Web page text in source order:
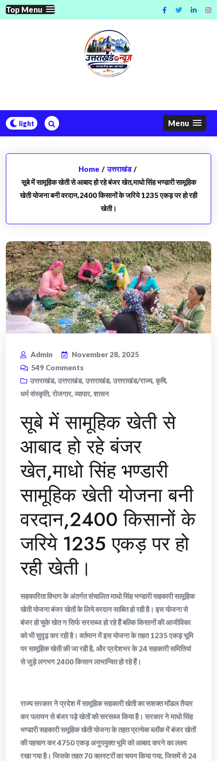
Skip
to
Top Menu
Menu
Home / उत्तराखंड /
सूबे में सामूहिक खेती से आबाद हो रहे बंजर खेत,माधो सिंह भण्डारी सामूहिक
खेती योजना बनी वरदान,2400 किसानों के जरिये 1235 एकड़ पर हो रही
खेती।
Admin
November 28, 2025
549 Comments
उत्तराखंड, उत्तराखंड, उत्तराखंड, उत्तराखंड/राज्य, कृषि,
धर्म संस्कृति, रोजगार, व्यापार, शासन
सूबे में सामूहिक खेती से
आबाद हो रहे बंजर
खेत,माधो सिंह भण्डारी
सामूहिक खेती योजना बनी
वरदान,2400 किसानों के
जरिये 1235 एकड़ पर हो
रही खेती।
सहकारिता विभाग के अंतर्गत संचालित माधो सिंह भण्डारी सहकारी सामूहिक
खेती योजना बंजर खेतों के लिये वरदान साबित हो रही है। इस योजना से
बंजर हो चुके खेत न सिर्फ सरसब्ज हो रहे हैं बल्कि किसानों की आजीविका
को भी सुदृढ़ कर रही है। वर्तमान में इस योजना के तहत 1235 एकड़ भूमि
पर सामूहिक खेती की जा रही है, और प्रदेशभर के 24 सहकारी समितियां
से जुड़े लगभग 2400 किसान लाभान्वित हो रहे हैं।
राज्य सरकार ने प्रदेश में सामूहिक सहकारी खेती का सशक्त मॉडल तैयार
कर पलायन से बंजर पड़े खेतों को सरसब्ज किया है। सरकार ने माधो सिंह
भण्डारी सहकारी समूहिक खेती योजना के तहत प्रत्येक ब्लॉक में बंजर खेतों
की पहचान कर 4750 एकड़ अनुपयुक्त भूमि को आबाद करने का लक्ष्य
रखा गया है। जिसके तहत 70 क्लस्टरों का चयन किया गया, जिसमें से 24